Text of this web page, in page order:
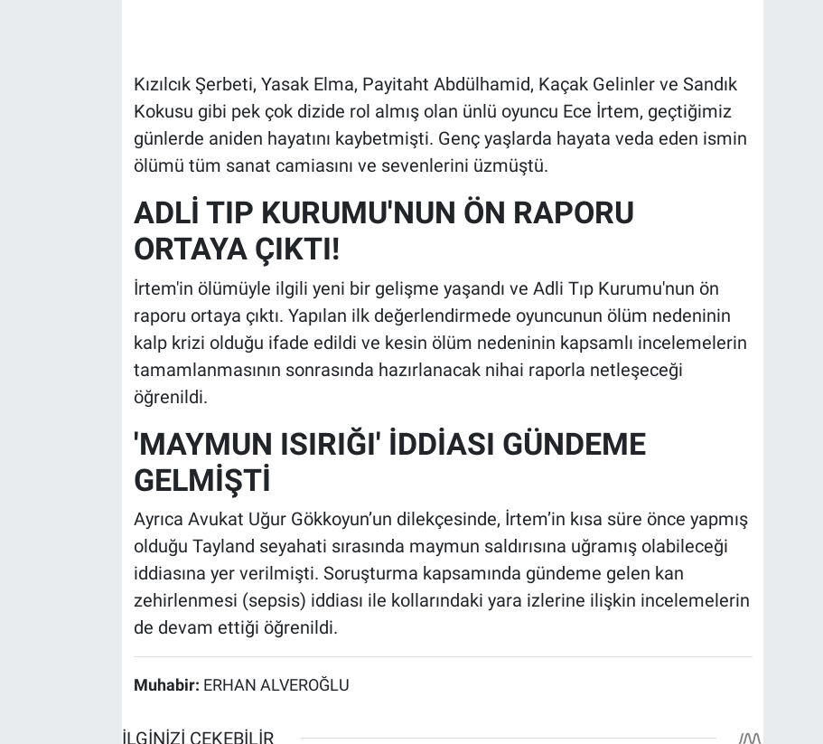
Kızılcık Şerbeti, Yasak Elma, Payitaht Abdülhamid, Kaçak Gelinler ve Sandık
Kokusu gibi pek çok dizide rol almış olan ünlü oyuncu Ece İrtem, geçtiğimiz
günlerde aniden hayatını kaybetmişti. Genç yaşlarda hayata veda eden ismin
ölümü tüm sanat camiasını ve sevenlerini üzmüştü.
ADLİ TIP KURUMU'NUN ÖN RAPORU
ORTAYA ÇIKTI!
İrtem'in ölümüyle ilgili yeni bir gelişme yaşandı ve Adli Tıp Kurumu'nun ön
raporu ortaya çıktı. Yapılan ilk değerlendirmede oyuncunun ölüm nedeninin
kalp krizi olduğu ifade edildi ve kesin ölüm nedeninin kapsamlı incelemelerin
tamamlanmasının sonrasında hazırlanacak nihai raporla netleşeceği
öğrenildi.
'MAYMUN ISIRIĞI' İDDİASI GÜNDEME
GELMİŞTİ
Ayrıca Avukat Uğur Gökkoyun’un dilekçesinde, İrtem’in kısa süre önce yapmış
olduğu Tayland seyahati sırasında maymun saldırısına uğramış olabileceği
iddiasına yer verilmişti. Soruşturma kapsamında gündeme gelen kan
zehirlenmesi (sepsis) iddiası ile kollarındaki yara izlerine ilişkin incelemelerin
de devam ettiği öğrenildi.
Muhabir: ERHAN ALVEROĞLU